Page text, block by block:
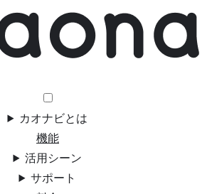
カオナビとは
機能
活用シーン
サポート